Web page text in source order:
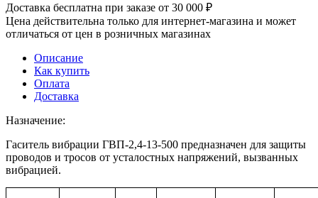
Доставка бесплатна при заказе от 30 000 ₽
Цена действительна только для интернет-магазина и может
отличаться от цен в розничных магазинах
Описание
Как купить
Оплата
Доставка
Назначение:
Гаситель вибрации ГВП-2,4-13-500 предназначен для защиты
проводов и тросов от усталостных напряжений, вызванных
вибрацией.